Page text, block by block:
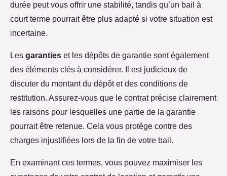
durée peut vous offrir une stabilité, tandis qu’un bail à
court terme pourrait être plus adapté si votre situation est
incertaine.
Les garanties et les dépôts de garantie sont également
des éléments clés à considérer. Il est judicieux de
discuter du montant du dépôt et des conditions de
restitution. Assurez-vous que le contrat précise clairement
les raisons pour lesquelles une partie de la garantie
pourrait être retenue. Cela vous protège contre des
charges injustifiées lors de la fin de votre bail.
En examinant ces termes, vous pouvez maximiser les